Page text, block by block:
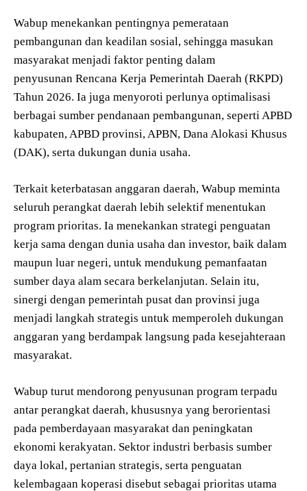
Wabup menekankan pentingnya pemerataan
pembangunan dan keadilan sosial, sehingga masukan
masyarakat menjadi faktor penting dalam
penyusunan Rencana Kerja Pemerintah Daerah (RKPD)
Tahun 2026. Ia juga menyoroti perlunya optimalisasi
berbagai sumber pendanaan pembangunan, seperti APBD
kabupaten, APBD provinsi, APBN, Dana Alokasi Khusus
(DAK), serta dukungan dunia usaha.
Terkait keterbatasan anggaran daerah, Wabup meminta
seluruh perangkat daerah lebih selektif menentukan
program prioritas. Ia menekankan strategi penguatan
kerja sama dengan dunia usaha dan investor, baik dalam
maupun luar negeri, untuk mendukung pemanfaatan
sumber daya alam secara berkelanjutan. Selain itu,
sinergi dengan pemerintah pusat dan provinsi juga
menjadi langkah strategis untuk memperoleh dukungan
anggaran yang berdampak langsung pada kesejahteraan
masyarakat.
Wabup turut mendorong penyusunan program terpadu
antar perangkat daerah, khususnya yang berorientasi
pada pemberdayaan masyarakat dan peningkatan
ekonomi kerakyatan. Sektor industri berbasis sumber
daya lokal, pertanian strategis, serta penguatan
kelembagaan koperasi disebut sebagai prioritas utama